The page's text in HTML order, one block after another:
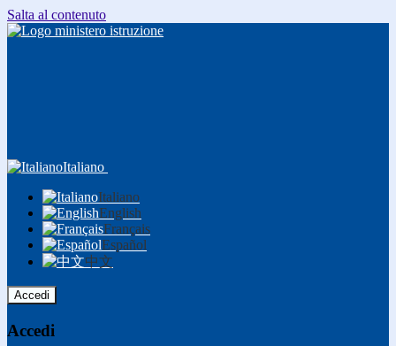
Salta al contenuto
Italiano
Italiano
English
Français
Español
中文
Accedi
Accedi